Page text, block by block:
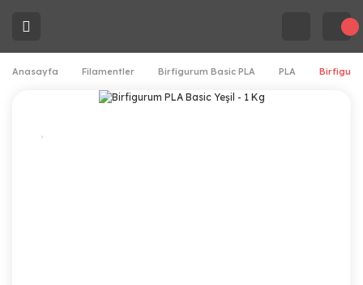
Anasayfa Filamentler Birfigurum Basic PLA PLA